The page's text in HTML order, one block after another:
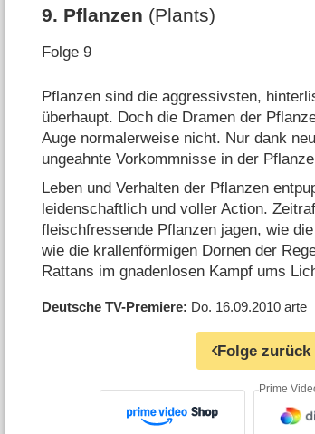
9. Pflanzen (Plants)
Folge 9
Pflanzen sind die aggressivsten,
überhaupt. Doch die Dramen der
Auge normalerweise nicht. Nur dank
ungeahnte Vorkommnisse in der
Leben und Verhalten der Pflanzen
leidenschaftlich und voller Action.
fleischfressende Pflanzen jagen, wie
wie die krallenförmigen Dornen der
Rattans im gnadenlosen Kampf ums
Deutsche TV-Premiere Do. 16.09.2010 arte
Folge zurück
Prime